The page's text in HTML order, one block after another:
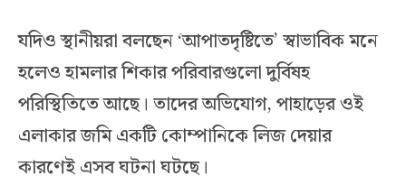
যদিও স্থানীয়রা বলছেন ‘আপাতদৃষ্টিতে’ স্বাভাবিক মনে
হলেও হামলার শিকার পরিবারগুলো দুর্বিষহ
পরিস্থিতিতে আছে। তাদের অভিযোগ, পাহাড়ের ওই
এলাকার জমি একটি কোম্পানিকে লিজ দেয়ার
কারণেই এসব ঘটনা ঘটছে।